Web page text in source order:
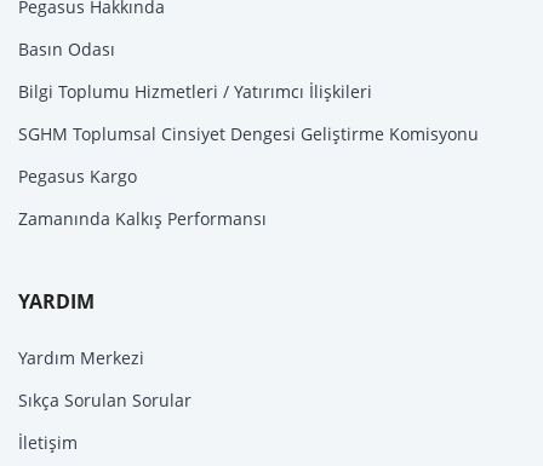
Pegasus Hakkında
Basın Odası
Bilgi Toplumu Hizmetleri / Yatırımcı İlişkileri
SGHM Toplumsal Cinsiyet Dengesi Geliştirme Komisyonu
Pegasus Kargo
Zamanında Kalkış Performansı
YARDIM
Yardım Merkezi
Sıkça Sorulan Sorular
İletişim